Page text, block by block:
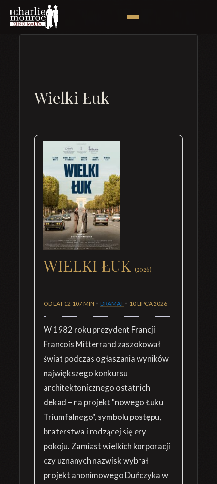
Wielki Łuk
WIELKI ŁUK (2026)
OD LAT 12 107 MIN - DRAMAT - 10 LIPCA 2026
W 1982 roku prezydent Francji
Francois Mitterrand zaszokował
świat podczas ogłaszania wyników
największego konkursu
architektonicznego ostatnich
dekad – na projekt "nowego Łuku
Triumfalnego", symbolu postępu,
braterstwa i rodzącej się ery
pokoju. Zamiast wielkich korporacji
czy uznanych nazwisk wybrał
projekt anonimowego Duńczyka w